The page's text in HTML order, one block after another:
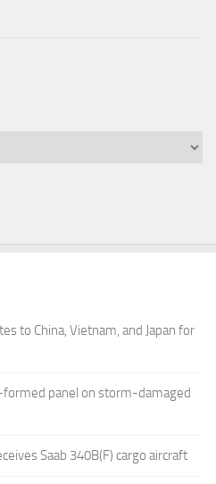
to China, Vietnam, and Japan for
panel on storm-damaged
Saab 340B(F) cargo aircraft